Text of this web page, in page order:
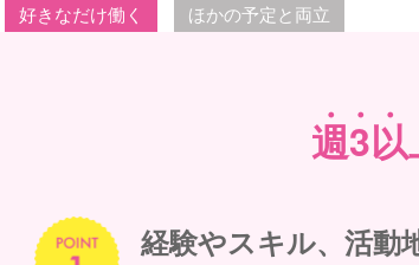
好きなだけ働く
週3以
経験やスキル、活動
ほかの予定と両立